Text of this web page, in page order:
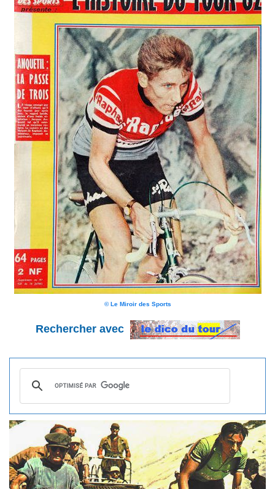
© Le Miroir des Sports
Rechercher avec